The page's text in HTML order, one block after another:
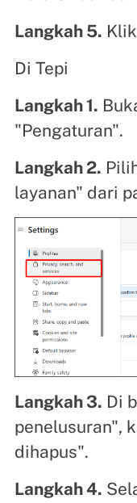
Langkah 5.
Di Tepi
Langkah 1.
"Pengaturan".
Langkah 2.
layanan" dari
Langkah 3. Di
penelusuran",
dihapus".
Langkah 4.